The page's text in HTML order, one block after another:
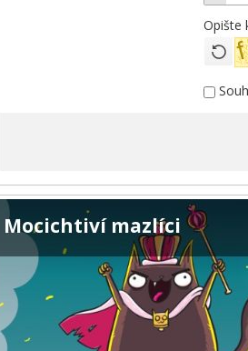
Opište
Mocichtiví mazlíci